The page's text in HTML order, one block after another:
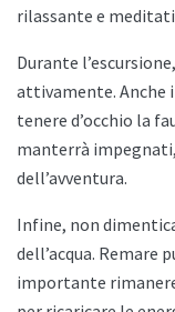
rilassante e
Durante
attivamente. Anche
tenere d’occhio la
manterrà
dell’avventura.
Infine, non
dell’acqua. Remare
importante